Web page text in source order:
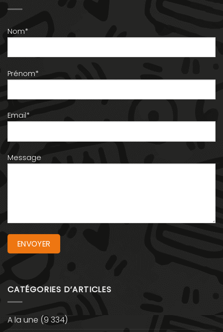
Nom*
Prénom*
Email*
Message
CATÉGORIES D’ARTICLES
A la une (9 334)